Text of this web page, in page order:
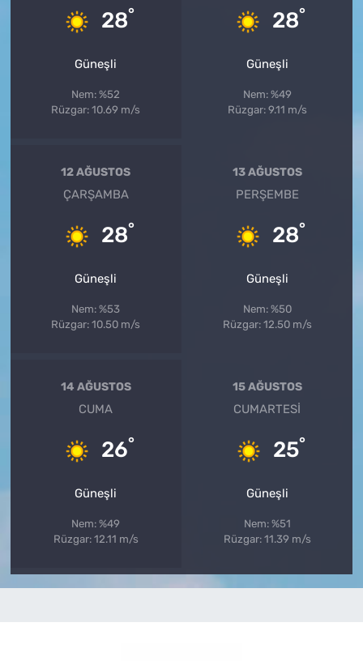
28°
Güneşli
Nem: %52
Rüzgar: 10.69 m/s
28°
Güneşli
Nem: %49
Rüzgar: 9.11 m/s
12 AĞUSTOS
ÇARŞAMBA
28°
Güneşli
Nem: %53
Rüzgar: 10.50 m/s
13 AĞUSTOS
PERŞEMBE
28°
Güneşli
Nem: %50
Rüzgar: 12.50 m/s
14 AĞUSTOS
CUMA
26°
Güneşli
Nem: %49
Rüzgar: 12.11 m/s
15 AĞUSTOS
CUMARTESI
25°
Güneşli
Nem: %51
Rüzgar: 11.39 m/s